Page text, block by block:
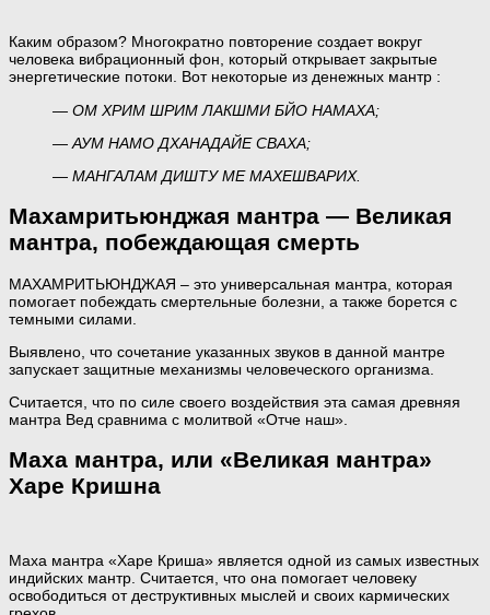
Каким образом? Многократно повторение создает вокруг
человека вибрационный фон, который открывает закрытые
энергетические потоки. Вот некоторые из денежных мантр :
— ОМ ХРИМ ШРИМ ЛАКШМИ БЙО НАМАХА;
— АУМ НАМО ДХАНАДАЙЕ СВАХА;
— МАНГАЛАМ ДИШТУ МЕ МАХЕШВАРИХ.
Махамритьюнджая мантра — Великая
мантра, побеждающая смерть
МАХАМРИТЬЮНДЖАЯ – это универсальная мантра, которая
помогает побеждать смертельные болезни, а также борется с
темными силами.
Выявлено, что сочетание указанных звуков в данной мантре
запускает защитные механизмы человеческого организма.
Считается, что по силе своего воздействия эта самая древняя
мантра Вед сравнима с молитвой «Отче наш».
Маха мантра, или «Великая мантра»
Харе Кришна
Маха мантра «Харе Криша» является одной из самых известных
индийских мантр. Считается, что она помогает человеку
освободиться от деструктивных мыслей и своих кармических